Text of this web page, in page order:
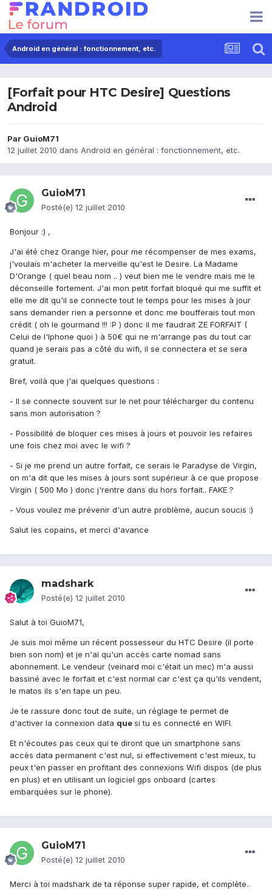
Android en général : fonctionnement, etc.
[Forfait pour HTC Desire] Questions
Android
Par GuioM71
12 juillet 2010 dans Android en général : fonctionnement, etc.
GuioM71
Posté(e) 12 juillet 2010
Bonjour :) ,
J'ai été chez Orange hier, pour me récompenser de mes exams,
j'voulais m'acheter la merveille qu'est le Desire. La Madame
D'Orange ( quel beau nom .. ) veut bien me le vendre mais me le
déconseille fortement. J'ai mon petit forfait bloqué qui me suffit et
elle me dit qu'il se connecte tout le temps pour les mises à jour
sans demander rien a personne et donc me boufferais tout mon
crédit ( oh le gourmand !!! :P ) donc il me faudrait ZE FORFAIT (
Celui de l'Iphone quoi ) à 50€ qui ne m'arrange pas du tout car
quand je serais pas a côté du wifi, il se connectera et se sera
gratuit.
Bref, voilà que j'ai quelques questions :
- Il se connecte souvent sur le net pour télécharger du contenu
sans mon autorisation ?
- Possibilité de bloquer ces mises à jours et pouvoir les refaires
une fois chez moi avec le wifi ?
- Si je me prend un autre forfait, ce serais le Paradyse de Virgin,
on m'a dit que les mises à jours sont supérieur à ce que propose
Virgin ( 500 Mo ) donc j'rentre dans du hors forfait.. FAKE ?
- Vous voulez me prévenir d'un autre problème, aucun soucis :)
Salut les copains, et merci d'avance
madshark
Posté(e) 12 juillet 2010
Salut à toi GuioM71,
Je suis moi même un récent possesseur du HTC Desire (il porte
bien son nom) et je n'ai qu'un accès carte nomad sans
abonnement. Le vendeur (veinard moi c'était un mec) m'a aussi
bassiné avec le forfait et c'est normal car c'est ça qu'ils vendent,
le matos ils s'en tape un peu.
Je te rassure donc tout de suite, un réglage te permet de
d'activer la connexion data quesi tu es connecté en WIFI.
Et n'écoutes pas ceux qui te diront que un smartphone sans
accès data permanent c'est nul, si effectivement c'est mieux, tu
peux t'en passer en profitant des connexions Wifi dispos (de plus
en plus) et en utilisant un logiciel gps onboard (cartes
embarquées sur le phone).
GuioM71
Posté(e) 12 juillet 2010
Merci à toi madshark de ta réponse super rapide, et complète..